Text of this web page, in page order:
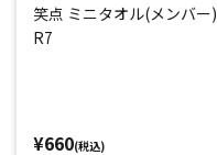
笑点 ミニタオル(メンバー)
R7
¥660(税込)